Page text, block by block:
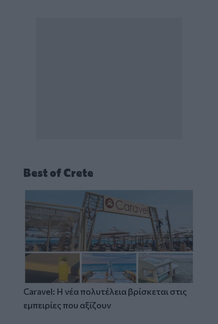
Best of Crete
Caravel: Η νέα πολυτέλεια βρίσκεται στις
εμπειρίες που αξίζουν